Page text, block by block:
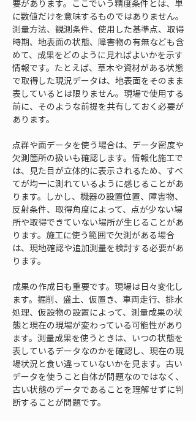
要があります。ここでいう精度条件とは、単
に数値だけを意味するものではありません。
測量方法、観測条件、使用した基準点、取得
時期、地表面の状態、障害物の有無なども含
めて、成果をどのように見ればよいかを示す
情報です。たとえば、草木や資材がある状態
で取得した現況データは、地表面をそのまま
表しているとは限りません。現場で使用する
前に、そのような前提を共有しておく必要が
あります。
点群や面データを使う場合は、データ密度や
欠測箇所の扱いも確認します。情報化施工で
は、見た目が立体的に表示されるため、すべ
てが均一に測れているように感じることがあ
ります。しかし、機器の設置位置、障害物、
反射条件、取得角度によって、点が少ない場
所や取得できていない場所が生じることがあ
ります。施工に使う範囲で欠測がある場合
は、現地確認や追加測量を検討する必要があ
ります。
成果の作成日も重要です。現場は日々変化し
ます。掘削、盛土、仮置き、車両走行、排水
処理、仮設物の設置によって、測量成果の状
態と現在の現場が変わっている可能性があり
ます。測量成果を使うときは、いつの状態を
表しているデータなのかを確認し、現在の現
場状況と食い違っていないかを見ます。古い
データを使うこと自体が問題なのではなく、
古い状態のデータであることを理解せずに判
断することが問題です。